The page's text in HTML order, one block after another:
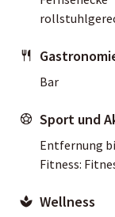
Bar
Sport und
Entfernung
Fitness:
Wellness